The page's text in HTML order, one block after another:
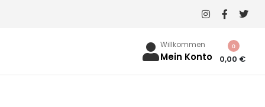
Willkommen
Mein Konto 0,00 €
0